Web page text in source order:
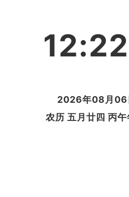
2026年08月06
农历 五月廿四 丙